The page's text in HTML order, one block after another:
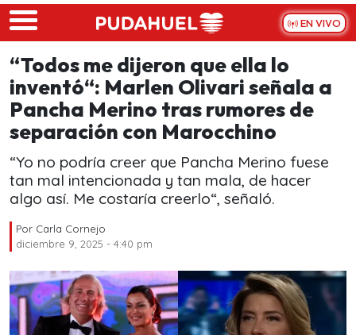
Skip to main content
EN VIVO
“Todos me dijeron que ella lo
inventó“: Marlen Olivari señala a
Pancha Merino tras rumores de
separación con Marocchino
“Yo no podría creer que Pancha Merino fuese
tan mal intencionada y tan mala, de hacer
algo así. Me costaría creerlo“, señaló.
Por Carla Cornejo
diciembre 9, 2025 - 4:40 pm